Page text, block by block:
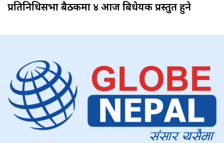
प्रतिनिधिसभा बैठकमा ४ आज बिधेयक प्रस्तुत हुने